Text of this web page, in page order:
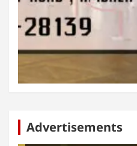
Advertisements